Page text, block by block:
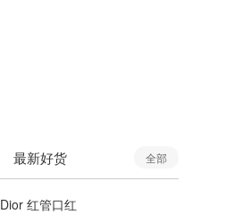
最新好货 全部
Dior 红管口红